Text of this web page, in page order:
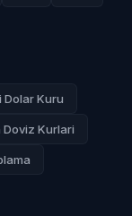
Dolar Kuru
Doviz Kurlari